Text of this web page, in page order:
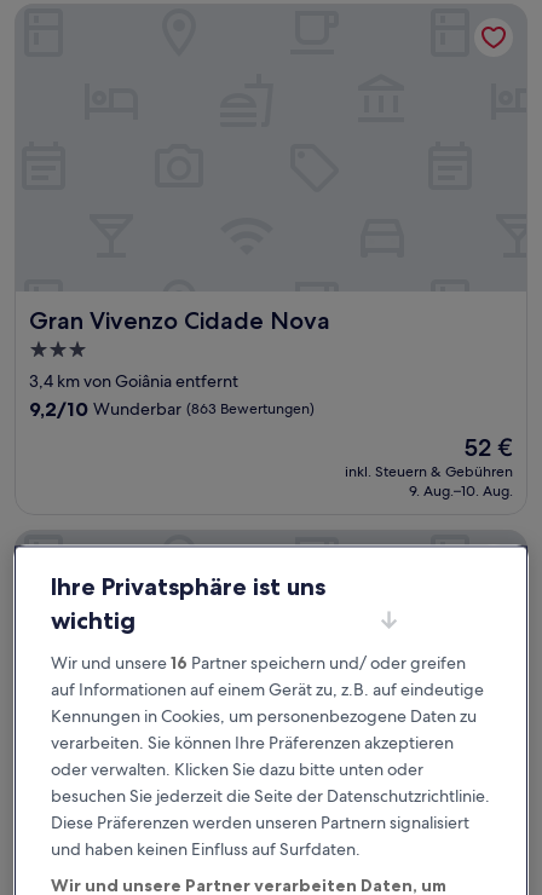
Gran Vivenzo Cidade Nova
Gran Vivenzo Cidade Nova
3.0-
Sterne-
Unterkunft
3,4 km von Goiânia entfernt
9.2
9,2/10 Wunderbar (863 Bewertungen)
Der
Preis
beträgt
52 €
inkl. Steuern & Gebühren
9. Aug.–10. Aug.
Gran Vivenzo Cidade Nova
Ouro Minas Hotel Belo Horizonte, Dolce by
Wyndham
Ouro Minas Hotel Belo Horizonte, Dolce by Wyndham
Ouro Minas Hotel Belo Horizonte, Dolce by Wyndham
Ihre Privatsphäre ist uns
wichtig
Wir und unsere16 Partner speichern und/ oder greifen
auf Informationen auf einem Gerät zu, z.B. auf eindeutige
Kennungen in Cookies, um personenbezogene Daten zu
verarbeiten. Sie können Ihre Präferenzen akzeptieren
oder verwalten. Klicken Sie dazu bitte unten oder
besuchen Sie jederzeit die Seite der Datenschutzrichtlinie.
Diese Präferenzen werden unseren Partnern signalisiert
und haben keinen Einfluss auf Surfdaten.
Wir und unsere Partner verarbeiten Daten, um